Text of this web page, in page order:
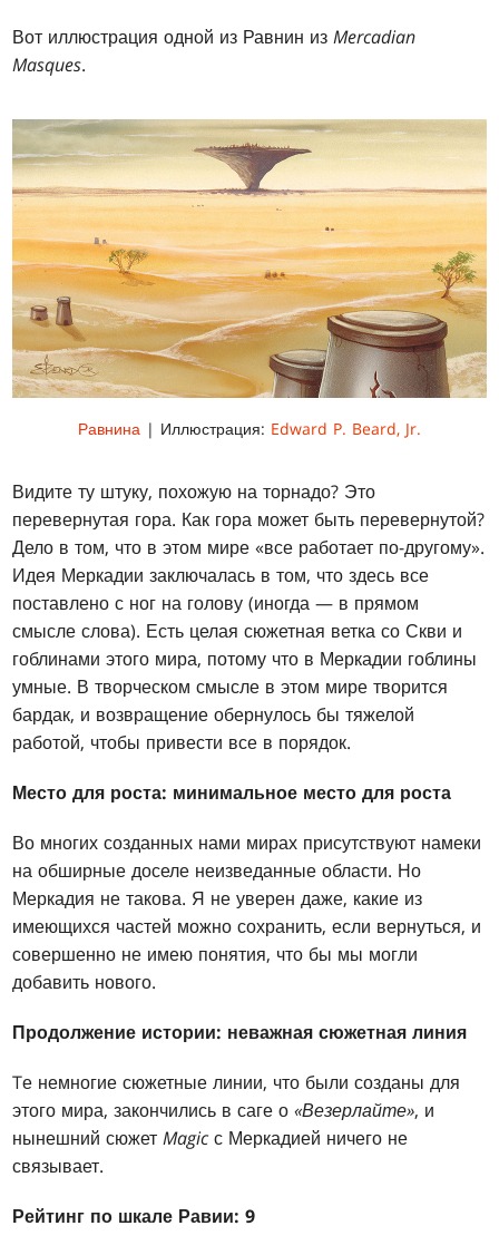
Вот иллюстрация одной из Равнин изMercadian
Masques.
Равнина | Иллюстрация: Edward P. Beard, Jr.
Видите ту штуку, похожую на торнадо? Это
перевернутая гора. Как гора может быть перевернутой?
Дело в том, что в этом мире «все работает по-другому».
Идея Меркадии заключалась в том, что здесь все
поставлено с ног на голову (иногда — в прямом
смысле слова). Есть целая сюжетная ветка со Скви и
гоблинами этого мира, потому что в Меркадии гоблины
умные. В творческом смысле в этом мире творится
бардак, и возвращение обернулось бы тяжелой
работой, чтобы привести все в порядок.
Место для роста: минимальное место для роста
Во многих созданных нами мирах присутствуют намеки
на обширные доселе неизведанные области. Но
Меркадия не такова. Я не уверен даже, какие из
имеющихся частей можно сохранить, если вернуться, и
совершенно не имею понятия, что бы мы могли
добавить нового.
Продолжение истории: неважная сюжетная линия
Tе немногие сюжетные линии, что были созданы для
этого мира, закончились в саге о«Везерлайте», и
нынешний сюжетMagic с Меркадией ничего не
связывает.
Рейтинг по шкале Равии: 9